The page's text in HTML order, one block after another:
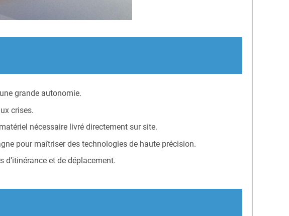
grande autonomie.
crises.
nécessaire livré directement sur site.
pour maîtriser des technologies de haute précision.
et de déplacement.